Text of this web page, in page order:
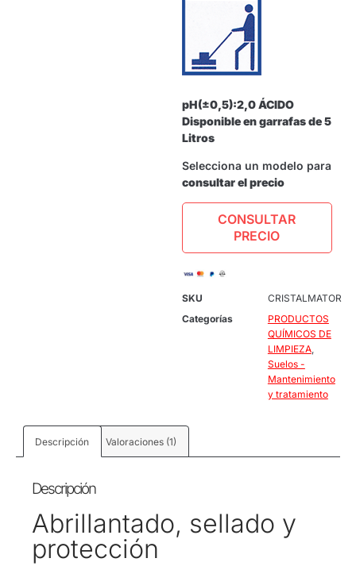
pH(±0,5):2,0 ÁCIDO
Disponible en garrafas de 5
Litros
Selecciona un modelo para
consultar el precio
CONSULTAR
PRECIO
SKU
CRISTALMATOR
Categorías
PRODUCTOS
QUÍMICOS DE
LIMPIEZA,
Suelos -
Mantenimiento
y tratamiento
Descripción Valoraciones (1)
Descripción
Abrillantado, sellado y
protección